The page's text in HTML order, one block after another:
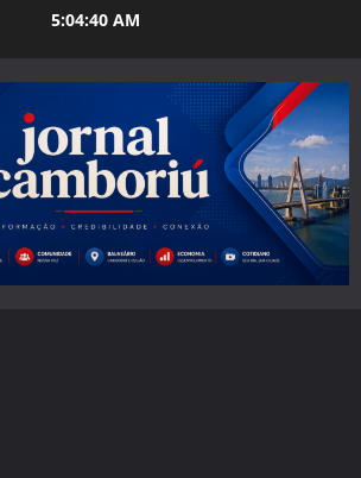
5:04:41 AM